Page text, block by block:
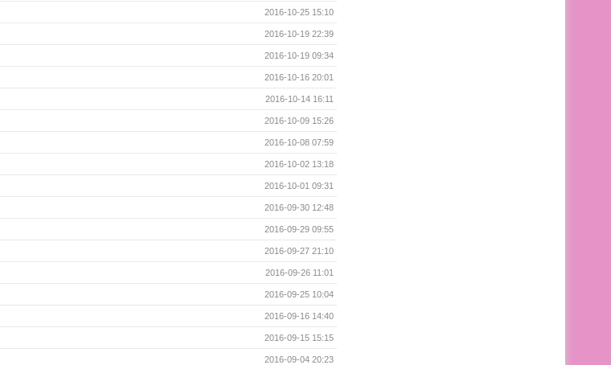
2016-10-25 15:10
2016-10-19 22:39
2016-10-19 09:34
2016-10-16 20:01
2016-10-14 16:11
2016-10-09 15:26
2016-10-08 07:59
2016-10-02 13:18
2016-10-01 09:31
2016-09-30 12:48
2016-09-29 09:55
2016-09-27 21:10
2016-09-26 11:01
2016-09-25 10:04
2016-09-16 14:40
2016-09-15 15:15
2016-09-04 20:23